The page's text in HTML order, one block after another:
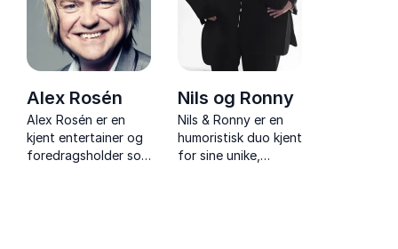
Alex Rosén
Alex Rosén er en
kjent entertainer og
foredragsholder som
Nils og Ronny
Nils & Ronny er en
humoristisk duo kjent
for sine unike,